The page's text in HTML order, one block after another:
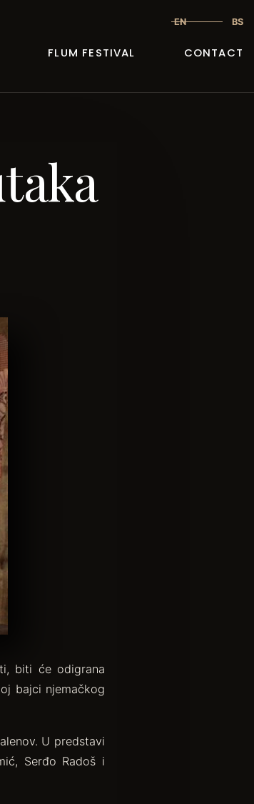
EN BS
FLUM FESTIVAL CONTACT
biti će odigrana
bajci njemačkog
U predstavi
Serđo Radoš i